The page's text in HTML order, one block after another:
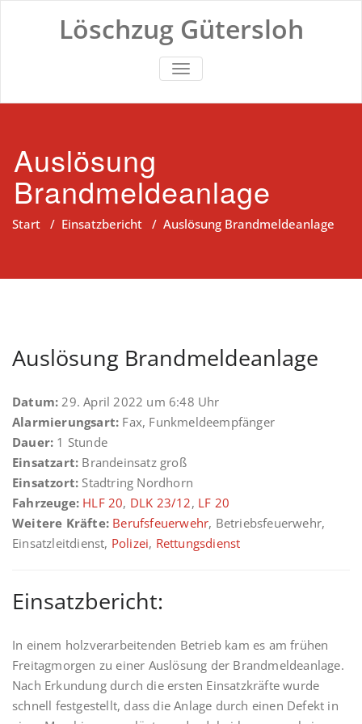
Löschzug Gütersloh
TOGGLE NAVIGATION
Auslösung
Brandmeldeanlage
Start / Einsatzbericht / Auslösung Brandmeldeanlage
Auslösung Brandmeldeanlage
Datum: 29. April 2022 um 6:48 Uhr
Alarmierungsart: Fax, Funkmeldeempfänger
Dauer: 1 Stunde
Einsatzart: Brandeinsatz groß
Einsatzort: Stadtring Nordhorn
Fahrzeuge: HLF 20, DLK 23/12, LF 20
Weitere Kräfte: Berufsfeuerwehr, Betriebsfeuerwehr,
Einsatzleitdienst, Polizei, Rettungsdienst
Einsatzbericht:
In einem holzverarbeitenden Betrieb kam es am frühen
Freitagmorgen zu einer Auslösung der Brandmeldeanlage.
Nach Erkundung durch die ersten Einsatzkräfte wurde
schnell festgestellt, dass die Anlage durch einen Defekt in